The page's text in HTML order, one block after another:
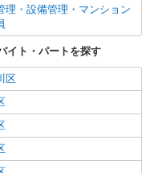
理・設備管理・マンション
イト・パートを探す
区